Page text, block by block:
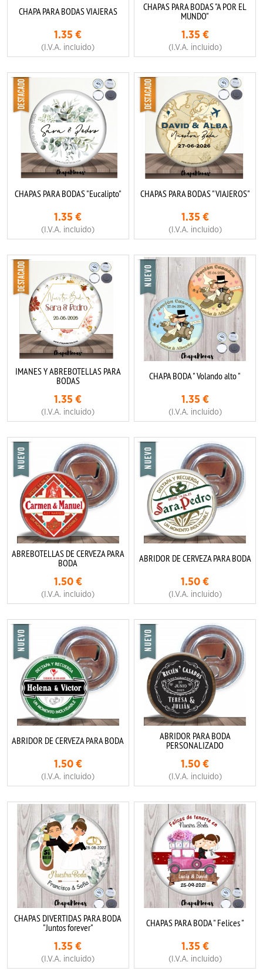
CHAPA PARA BODAS VIAJERAS
1.35 €
(I.V.A. incluido)
CHAPAS PARA BODAS "A POR EL
MUNDO"
1.35 €
(I.V.A. incluido)
CHAPAS PARA BODAS "Eucalipto"
1.35 €
(I.V.A. incluido)
CHAPAS PARA BODAS "VIAJEROS"
1.35 €
(I.V.A. incluido)
IMANES Y ABREBOTELLAS PARA
BODAS
1.35 €
(I.V.A. incluido)
CHAPA BODA " Volando alto "
1.35 €
(I.V.A. incluido)
ABREBOTELLAS DE CERVEZA PARA
BODA
1.50€
(I.V.A. incluido)
ABRIDOR DE CERVEZA PARA BODA
1.50 €
(I.V.A. incluido)
ABRIDOR DE CERVEZA PARA BODA
1.50€
(I.V.A. incluido)
ABRIDOR PARA BODA
PERSONALIZADO
1.50 €
(I.V.A. incluido)
CHAPAS DIVERTIDAS PARA BODA
"Juntos forever"
1.35 €
(I.V.A. incluido)
CHAPAS PARA BODA " Felices "
1.35 €
(I.V.A. incluido)